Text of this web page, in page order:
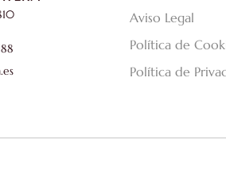
Aviso Legal
Política de
Política de